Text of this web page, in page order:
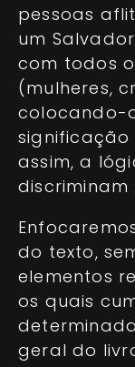
pessoas
um
com todos
(mulheres,
colocando-
significação
assim, a
do texto,
elementos
os quais
geral do